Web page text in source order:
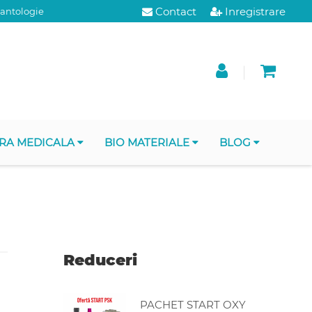
Contact Inregistrare
MEDICALA BIO MATERIALE BLOG
Reduceri
PACHET START OXY